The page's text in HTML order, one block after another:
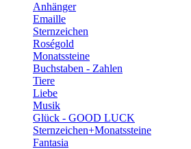
Anhänger
Emaille
Sternzeichen
Roségold
Monatssteine
Buchstaben - Zahlen
Tiere
Liebe
Musik
Glück - GOOD LUCK
Sternzeichen+Monatssteine
Fantasia